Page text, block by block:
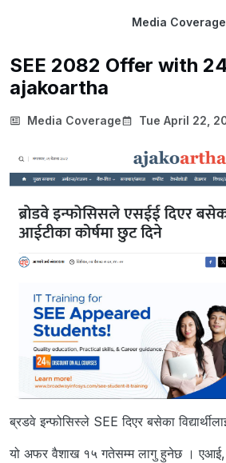
Media Coverage
SEE 2082 Offer with
ajakoartha
Media Coverage Tue April 22,
ब्रडवे इन्फोसिस्ले SEE दिएर बसेका
यो अफर वैशाख १५ गतेसम्म लागु हुनेछ । एआई,